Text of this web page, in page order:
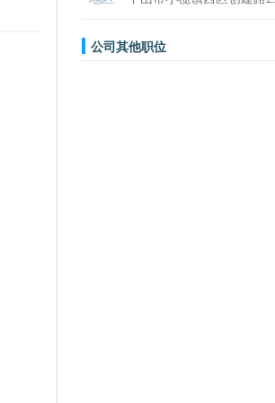
公司其他职位